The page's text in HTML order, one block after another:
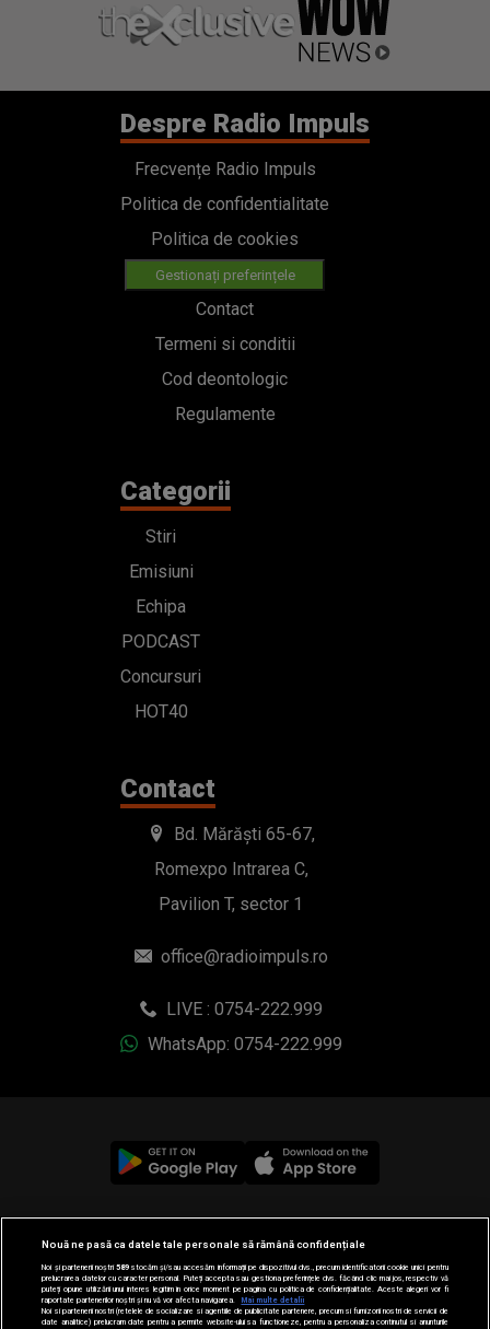
Despre Radio Impuls
Frecvențe Radio Impuls
Politica de confidentialitate
Politica de cookies
Gestionați preferințele
Contact
Termeni si conditii
Cod deontologic
Regulamente
Categorii
Stiri
Emisiuni
Echipa
PODCAST
Concursuri
HOT40
Contact
Bd. Mărăști 65-67,
Romexpo Intrarea C,
Pavilion T, sector 1
office@radioimpuls.ro
LIVE : 0754-222.999
WhatsApp: 0754-222.999
© 2019-2026 DOGAN MEDIA INTERNATIONAL SA, Toate
drepturile rezervate.
Nouă ne pasă ca datele tale personale să rămână confidențiale
Noi și partenerii noștri589stocăm și/sau accesăm informații pe dispozitivul dvs., precum identificatorii cookie unici pentru
prelucrarea datelor cu caracter personal. Puteți accepta sau gestiona preferințele dvs. făcând clic mai jos, respectiv vă
puteți opune utilizării unui interes legitim în orice moment pe pagina cu politica de confidențialitate. Aceste alegeri vor fi
raportate partenerilor noștri și nu vă vor afecta navigarea.
Mai multe detalii
Noi si partenerii nostri (retelele de socializare si agentiile de publicitate partenere, precum si furnizorii nostri de servicii de
date analitice) prelucram date pentru a permite website-ului sa functioneze, pentru a personaliza continutul si anunturile